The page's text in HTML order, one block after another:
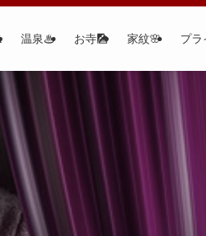
温泉♨ お寺🎑 家紋🌸 プラ